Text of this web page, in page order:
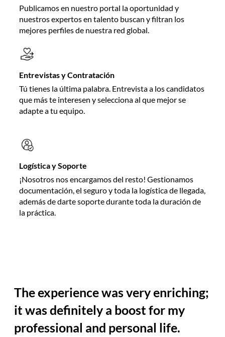
Publicamos en nuestro portal la oportunidad y
nuestros expertos en talento buscan y filtran los
mejores perfiles de nuestra red global.
Entrevistas y Contratación
Tú tienes la última palabra. Entrevista a los candidatos
que más te interesen y selecciona al que mejor se
adapte a tu equipo.
Logística y Soporte
¡Nosotros nos encargamos del resto! Gestionamos
documentación, el seguro y toda la logística de llegada,
además de darte soporte durante toda la duración de
la práctica.
The experience was very enriching;
it was definitely a boost for my
professional and personal life.